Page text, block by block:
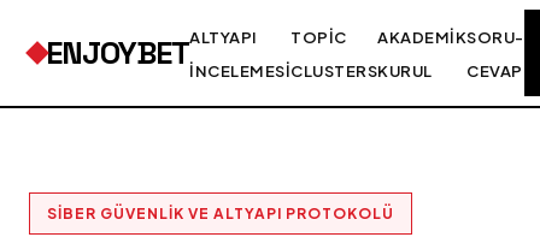
ENJOYBETALTYAPI
İNCELEMESI
TOPIC
CLUSTERS
AKADEMIK
KURUL
SORU-
CEVAP
SIBER GÜVENLIK VE ALTYAPI PROTOKOLÜ